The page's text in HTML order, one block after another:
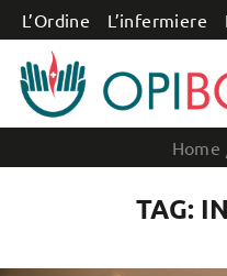
Salta al contenuto
L’Ordine L’infermiere
Home
TAG: